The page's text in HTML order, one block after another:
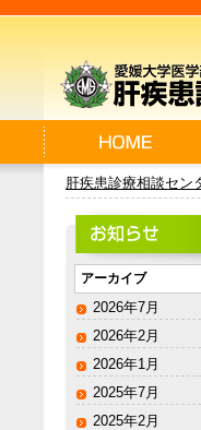
肝疾患診療相談セン
アーカイブ
2026年7月
2026年2月
2026年1月
2025年7月
2025年2月